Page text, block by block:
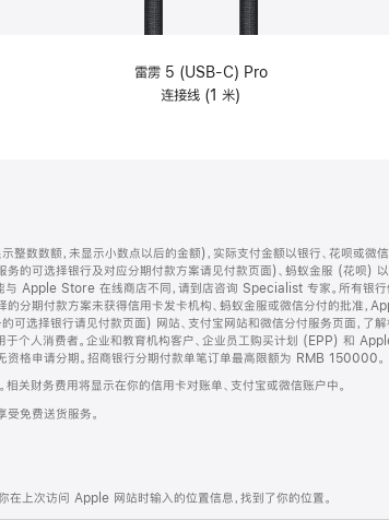
雷雳 5 (USB-C) Pro
连接线 (1 米)
数数额，未显示小数点以后的金额)，实际支付金额以银行、花呗或微
务的可选择银行及对应分期付款方案请见付款页面)、蚂蚁金服 (花呗)
Apple Store 在线商店不同，请到店咨询 Specialist 专家。所有银行
的分期付款方案未获得信用卡发卡机构、蚂蚁金服或微信分付的批准，
可选择银行请见付款页面) 网站、支付宝网站和微信分付服务页面，了
于个人消费者。企业和教育机构客户、企业员工购买计划 (EPP) 和
资格申请分期。招商银行分期付款单笔订单最高限额为 RMB 150000。
关财务费用将显示在你的信用卡对账单、支付宝或微信账户中。
免费送货服务。
在上次访问 Apple 网站时输入的位置信息，找到了你的位置。